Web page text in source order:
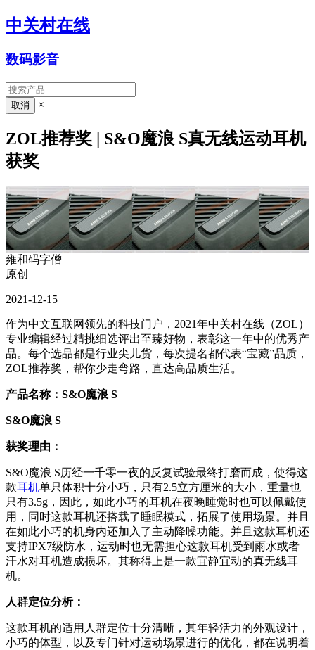
中关村在线
数码影音
×
ZOL推荐奖 | S&O魔浪 S真无线运动耳机
获奖
雍和码字僧
原创
2021-12-15
作为中文互联网领先的科技门户，2021年中关村在线（ZOL）
专业编辑经过精挑细选评出至臻好物，表彰这一年中的优秀产
品。每个选品都是行业尖儿货，每次提名都代表“宝藏”品质，
ZOL推荐奖，帮你少走弯路，直达高品质生活。
产品名称：S&O魔浪 S
S&O魔浪 S
获奖理由：
S&O魔浪 S历经一千零一夜的反复试验最终打磨而成，使得这
款耳机单只体积十分小巧，只有2.5立方厘米的大小，重量也
只有3.5g，因此，如此小巧的耳机在夜晚睡觉时也可以佩戴使
用，同时这款耳机还搭载了睡眠模式，拓展了使用场景。并且
在如此小巧的机身内还加入了主动降噪功能。并且这款耳机还
支持IPX7级防水，运动时也无需担心这款耳机受到雨水或者
汗水对耳机造成损坏。其称得上是一款宜静宜动的真无线耳
机。
人群定位分析：
这款耳机的适用人群定位十分清晰，其年轻活力的外观设计，
小巧的体型，以及专门针对运动场景进行的优化，都在说明着